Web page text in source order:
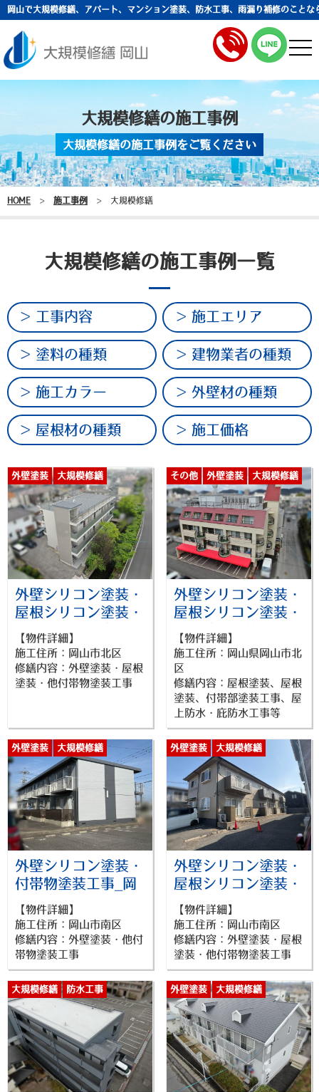
岡山で大規模修繕、アパート、マンション塗装、防水工事、雨漏り補修のことな
大規模修繕の施工事例
大規模修繕の施工事例をご覧ください
HOME > 施工事例 > 大規模修繕
大規模修繕の施工事例一覧
工事内容 施工エリア
塗料の種類 建物業者の種類
施工カラー 外壁材の種類
屋根材の種類 施工価格
外壁シリコン塗装・
屋根シリコン塗装・
付帯物塗装工事_岡
山市北区賃貸物件
_26027
【物件詳細】
施工住所：岡山市北区
修繕内容：外壁塗装・屋根
塗装・他付帯物塗装工事
外壁塗装
大規模修繕
屋根塗装
外壁シリコン塗装・
屋根シリコン塗装・
屋上防水・笠木カバ
ー工法・付帯物塗装
工事_岡山市北区マ
ンション_26025
【物件詳細】
施工住所：岡山県岡山市北
区
修繕内容：屋根塗装、屋根
塗装、付帯部塗装工事、屋
上防水・庇防水工事等
その他 外壁塗装
大規模修繕
防水工事
外壁シリコン塗装・
付帯物塗装工事_岡
山市南区賃貸物件
_26023
【物件詳細】
施工住所：岡山市南区
修繕内容：外壁塗装・他付
帯物塗装工事
外壁塗装 大規模修繕
外壁シリコン塗装・
屋根シリコン塗装・
付帯物塗装工事_岡
山市南区賃貸物件
_26022
【物件詳細】
施工住所：岡山市南区
修繕内容：外壁塗装・屋根
塗装・他付帯物塗装工事
外壁塗装
大規模修繕
屋根塗装
大規模修繕 防水工事 外壁塗装
大規模修繕
屋根塗装